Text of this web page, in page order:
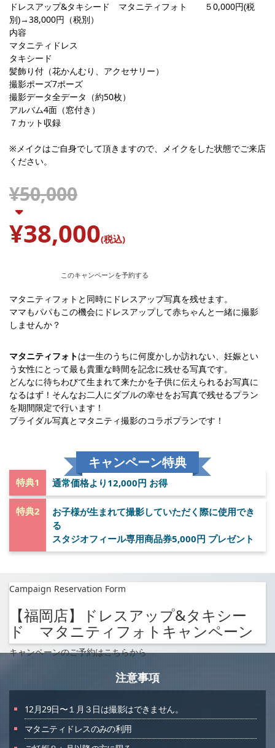
ドレスアップ&タキシード マタニティフォト ５0,000円(税
別)→38,000円（税別）
内容
マタニティドレス
タキシード
髪飾り付（花かんむり、アクセサリー）
撮影ポーズ7ポーズ
撮影データ全データ（約50枚）
アルバム4面（窓付き）
７カット収録
※メイクはご自身でして頂きますので、メイクをした状態でご来店
ください。
¥50,000
¥38,000(税込)
このキャンペーンを予約する
マタニティフォトと同時にドレスアップ写真を残せます。
ママもパパもこの機会にドレスアップして赤ちゃんと一緒に撮影
しませんか？
マタニティフォトは一生のうちに何度かしか訪れない、妊娠とい
う女性にとって最も貴重な時間を記念に残せる写真です。
どんなに待ちわびて生まれて来たかを子供に伝えられるお写真に
なるはず！そんなお二人にダブルの幸せをお写真で残せるプラン
を期間限定で行います！
ブライダル写真とマタニティ撮影のコラボプランです！
キャンペーン特典
特典1 通常価格より12,000円 お得
特典2
お子様が生まれて撮影していただく際に使用でき
る
スタジオフィール専用商品券5,000円 プレゼント
Campaign Reservation Form
【福岡店】ドレスアップ&タキシー
ド マタニティフォトキャンペーン
キャンペーンのご予約はこちらから
注意事項
12月29日〜１月３日は撮影はできません。
マタニティドレスのみの利用